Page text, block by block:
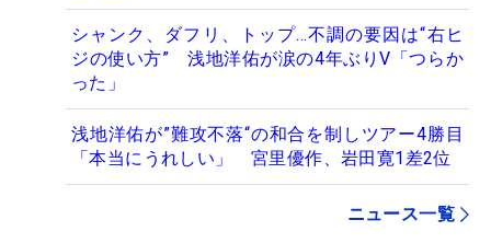
シャンク、ダフリ、トップ…不調の要因は“右ヒ
ジの使い方” 浅地洋佑が涙の4年ぶりV「つらか
った」
浅地洋佑が”難攻不落“の和合を制しツアー4勝目
「本当にうれしい」 宮里優作、岩田寛1差2位
ニュース一覧